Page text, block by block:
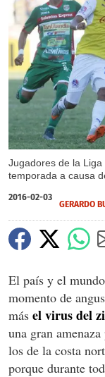
Jugadores de la
temporada a causa
2016-02-03
GERARDO
El país y el
momento de
más el virus del
una gran
los de la costa
porque durante